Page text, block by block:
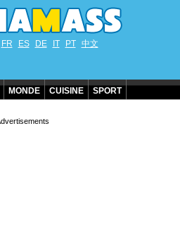
FR ES DE IT PT 中文
MONDE CUISINE SPORT